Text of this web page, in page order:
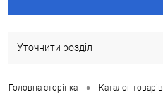
Уточнити розділ
Головна сторінка • Каталог товарів